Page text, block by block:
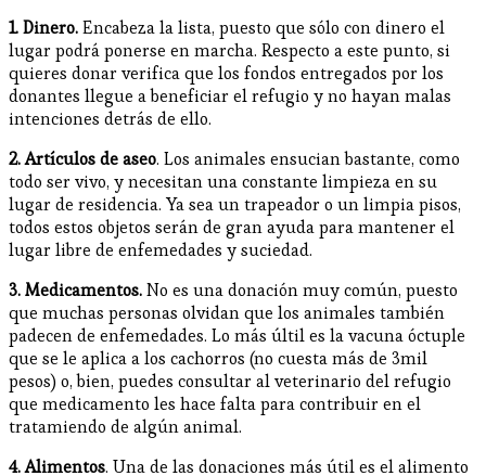
1. Dinero.Encabeza la lista, puesto que sólo con dinero el
lugar podrá ponerse en marcha. Respecto a este punto, si
quieres donar verifica que los fondos entregados por los
donantes llegue a beneficiar el refugio y no hayan malas
intenciones detrás de ello.
2. Artículos de aseo. Los animales ensucian bastante, como
todo ser vivo, y necesitan una constante limpieza en su
lugar de residencia. Ya sea un trapeador o un limpia pisos,
todos estos objetos serán de gran ayuda para mantener el
lugar libre de enfemedades y suciedad.
3. Medicamentos.No es una donación muy común, puesto
que muchas personas olvidan que los animales también
padecen de enfemedades. Lo más últil es la vacuna óctuple
que se le aplica a los cachorros (no cuesta más de 3mil
pesos) o, bien, puedes consultar al veterinario del refugio
que medicamento les hace falta para contribuir en el
tratamiendo de algún animal.
4. Alimentos. Una de las donaciones más útil es el alimento